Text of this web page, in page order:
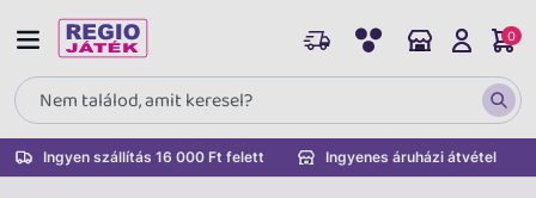
Ingyen szállítás 16 000 Ft felett Ingyenes áruházi átvétel
0